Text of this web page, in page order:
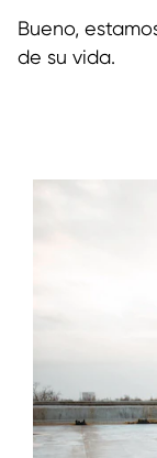
Bueno,
de su vida.